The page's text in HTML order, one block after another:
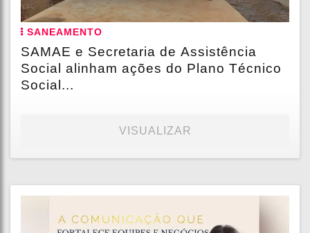
SANEAMENTO
SAMAE e Secretaria de Assistência
Social alinham ações do Plano Técnico
Social...
VISUALIZAR